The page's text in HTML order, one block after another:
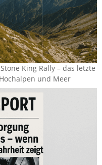
King Rally – das letzte
und Meer